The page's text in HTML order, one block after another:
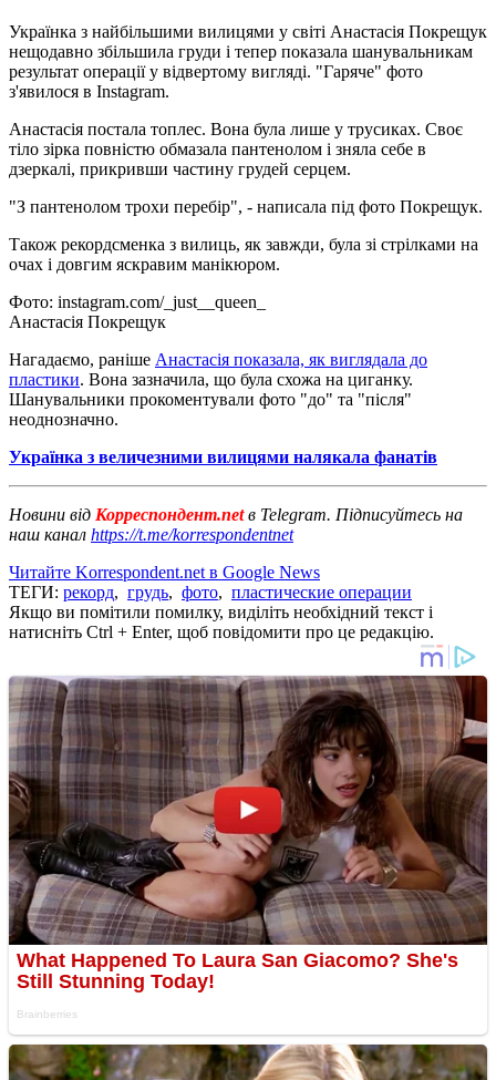
Українка з найбільшими вилицями у світі Анастасія Покрещук
нещодавно збільшила груди і тепер показала шанувальникам
результат операції у відвертому вигляді. "Гаряче" фото
з'явилося в Instagram.
Анастасія постала топлес. Вона була лише у трусиках. Своє
тіло зірка повністю обмазала пантенолом і зняла себе в
дзеркалі, прикривши частину грудей серцем.
"З пантенолом трохи перебір", - написала під фото Покрещук.
Також рекордсменка з вилиць, як завжди, була зі стрілками на
очах і довгим яскравим манікюром.
Фото: instagram.com/_just__queen_
Анастасія Покрещук
Нагадаємо, раніше Анастасія показала, як виглядала до
пластики. Вона зазначила, що була схожа на циганку.
Шанувальники прокоментували фото "до" та "після"
неоднозначно.
Українка з величезними вилицями налякала фанатів
Новини від Корреспондент.netв Telegram. Підписуйтесь на
наш канал https://t.me/korrespondentnet
Читайте Korrespondent.net в Google News
ТЕГИ: рекорд, грудь, фото, пластические операции
Якщо ви помітили помилку, виділіть необхідний текст і
натисніть Ctrl + Enter, щоб повідомити про це редакцію.